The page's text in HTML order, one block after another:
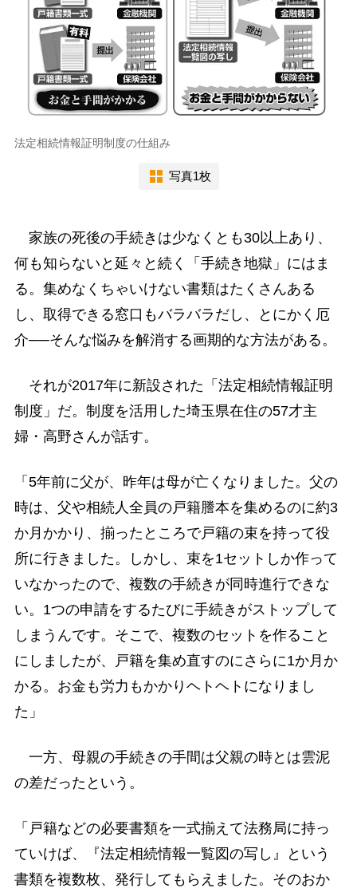
法定相続情報証明制度の仕組み
写真1枚
家族の死後の手続きは少なくとも30以上あり、
何も知らないと延々と続く「手続き地獄」にはま
る。集めなくちゃいけない書類はたくさんある
し、取得できる窓口もバラバラだし、とにかく厄
介──そんな悩みを解消する画期的な方法がある。
それが2017年に新設された「法定相続情報証明
制度」だ。制度を活用した埼玉県在住の57才主
婦・高野さんが話す。
「5年前に父が、昨年は母が亡くなりました。父の
時は、父や相続人全員の戸籍謄本を集めるのに約3
か月かかり、揃ったところで戸籍の束を持って役
所に行きました。しかし、束を1セットしか作って
いなかったので、複数の手続きが同時進行できな
い。1つの申請をするたびに手続きがストップして
しまうんです。そこで、複数のセットを作ること
にしましたが、戸籍を集め直すのにさらに1か月か
かる。お金も労力もかかりヘトヘトになりまし
た」
一方、母親の手続きの手間は父親の時とは雲泥
の差だったという。
「戸籍などの必要書類を一式揃えて法務局に持っ
ていけば、『法定相続情報一覧図の写し』という
書類を複数枚、発行してもらえました。そのおか